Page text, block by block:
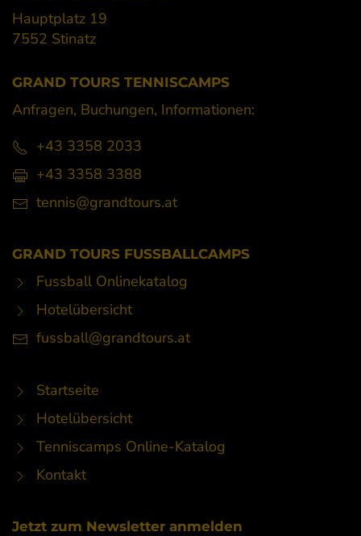
Hauptplatz 19
7552 Stinatz
GRAND TOURS TENNISCAMPS
Anfragen, Buchungen, Informationen:
+43 3358 2033
+43 3358 3388
tennis@grandtours.at
GRAND TOURS FUSSBALLCAMPS
Fussball Onlinekatalog
Hotelübersicht
fussball@grandtours.at
Startseite
Hotelübersicht
Tenniscamps Online-Katalog
Kontakt
Jetzt zum Newsletter anmelden